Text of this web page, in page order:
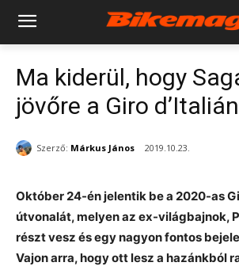
Ma kiderül, hogy
jövőre a Giro d’Italián
Szerző: Márkus János 2019.10.23.
Október 24-én jelentik be a 2020-as
útvonalát, melyen az ex-világbajnok,
részt vesz és egy nagyon fontos
Vajon arra, hogy ott lesz a hazánkból